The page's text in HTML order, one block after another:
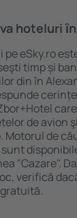
hoteluri
pe eSky.ro
timp și
din în
de avion
Motorul de
"Cazare".
verifică